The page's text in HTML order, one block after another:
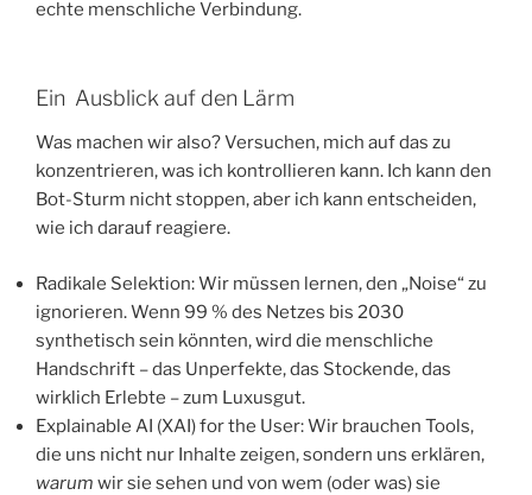
echte menschliche Verbindung.
​Ein Ausblick auf den Lärm
​Was machen wir also? Versuchen, mich auf das zu
konzentrieren, was ich kontrollieren kann. Ich kann den
Bot-Sturm nicht stoppen, aber ich kann entscheiden,
wie ich darauf reagiere.
​Radikale Selektion: Wir müssen lernen, den „Noise“ zu
ignorieren. Wenn 99 % des Netzes bis 2030
synthetisch sein könnten, wird die menschliche
Handschrift – das Unperfekte, das Stockende, das
wirklich Erlebte – zum Luxusgut.
​Explainable AI (XAI) for the User: Wir brauchen Tools,
die uns nicht nur Inhalte zeigen, sondern uns erklären,
warum wir sie sehen und von wem (oder was) sie